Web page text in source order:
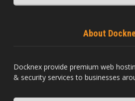
About
Docknex provide premium web
& security services to businesses